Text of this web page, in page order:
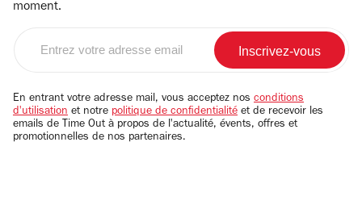
moment.
email
En entrant votre adresse mail, vous acceptez nos conditions
d'utilisation et notre politique de confidentialité et de recevoir les
emails de Time Out à propos de l'actualité, évents, offres et
promotionnelles de nos partenaires.